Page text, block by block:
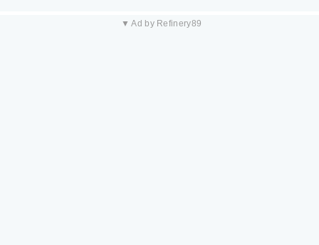
▼ Ad by Refinery89